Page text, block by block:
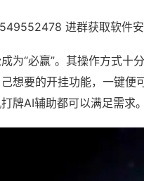
进群获取软件
为“必赢”。其操作方式十
想要的开挂功能，一键便
牌AI辅助都可以满足需求。